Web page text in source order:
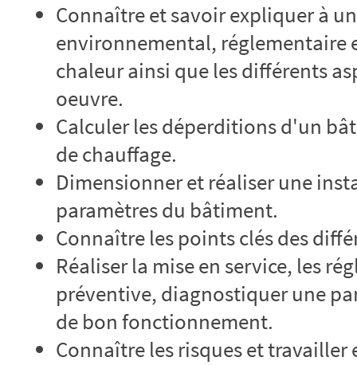
Connaître et savoir expliquer à
environnemental, réglementaire
chaleur ainsi que les différents
oeuvre.
Calculer les déperditions d'un
de chauffage.
Dimensionner et réaliser une
paramètres du bâtiment.
Connaître les points clés des
Réaliser la mise en service, les
préventive, diagnostiquer une
de bon fonctionnement.
Connaître les risques et travailler